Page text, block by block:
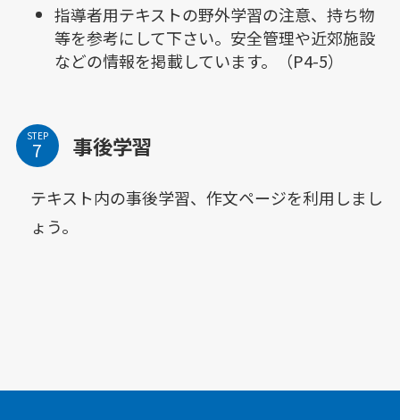
指導者用テキストの野外学習の注意、持ち物
等を参考にして下さい。安全管理や近郊施設
などの情報を掲載しています。（P4-5）
STEP 事後学習
テキスト内の事後学習、作文ページを利用しまし
ょう。